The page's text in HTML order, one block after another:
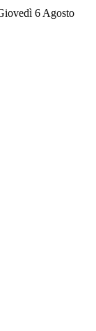
6 Agosto